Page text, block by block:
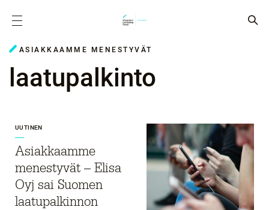
ASIAKKAAMME MENESTYVÄT
laatupalkinto
UUTINEN
Asiakkaamme
menestyvät – Elisa
Oyj sai Suomen
laatupalkinnon